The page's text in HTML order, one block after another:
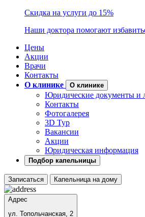
Скидка на услуги до 15%
Наши доктора помогают
Цены
Акции
Врачи
Контакты
О клинике
О клинике
Юридические документы и
Контакты
Фотогалерея
3D Тур
Вакансии
Акции
Юридическая информация
Подбор капельницы
Записаться Капельница на дому
Адрес
ул. Топольчанская, 2